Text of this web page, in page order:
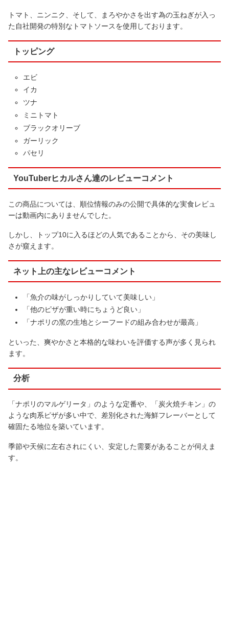
トマト、ニンニク、そして、まろやかさを出す為の玉ねぎが入っ
た自社開発の特別なトマトソースを使用しております。
トッピング
エビ
イカ
ツナ
ミニトマト
ブラックオリーブ
ガーリック
パセリ
YouTuberヒカルさん達のレビューコメント
この商品については、順位情報のみの公開で具体的な実食レビュ
ーは動画内にありませんでした。
しかし、トップ10に入るほどの人気であることから、その美味し
さが窺えます。
ネット上の主なレビューコメント
「魚介の味がしっかりしていて美味しい」
「他のピザが重い時にちょうど良い」
「ナポリの窯の生地とシーフードの組み合わせが最高」
といった、爽やかさと本格的な味わいを評価する声が多く見られ
ます。
分析
「ナポリのマルゲリータ」のような定番や、「炭火焼チキン」の
ような肉系ピザが多い中で、差別化された海鮮フレーバーとして
確固たる地位を築いています。
季節や天候に左右されにくい、安定した需要があることが伺えま
す。